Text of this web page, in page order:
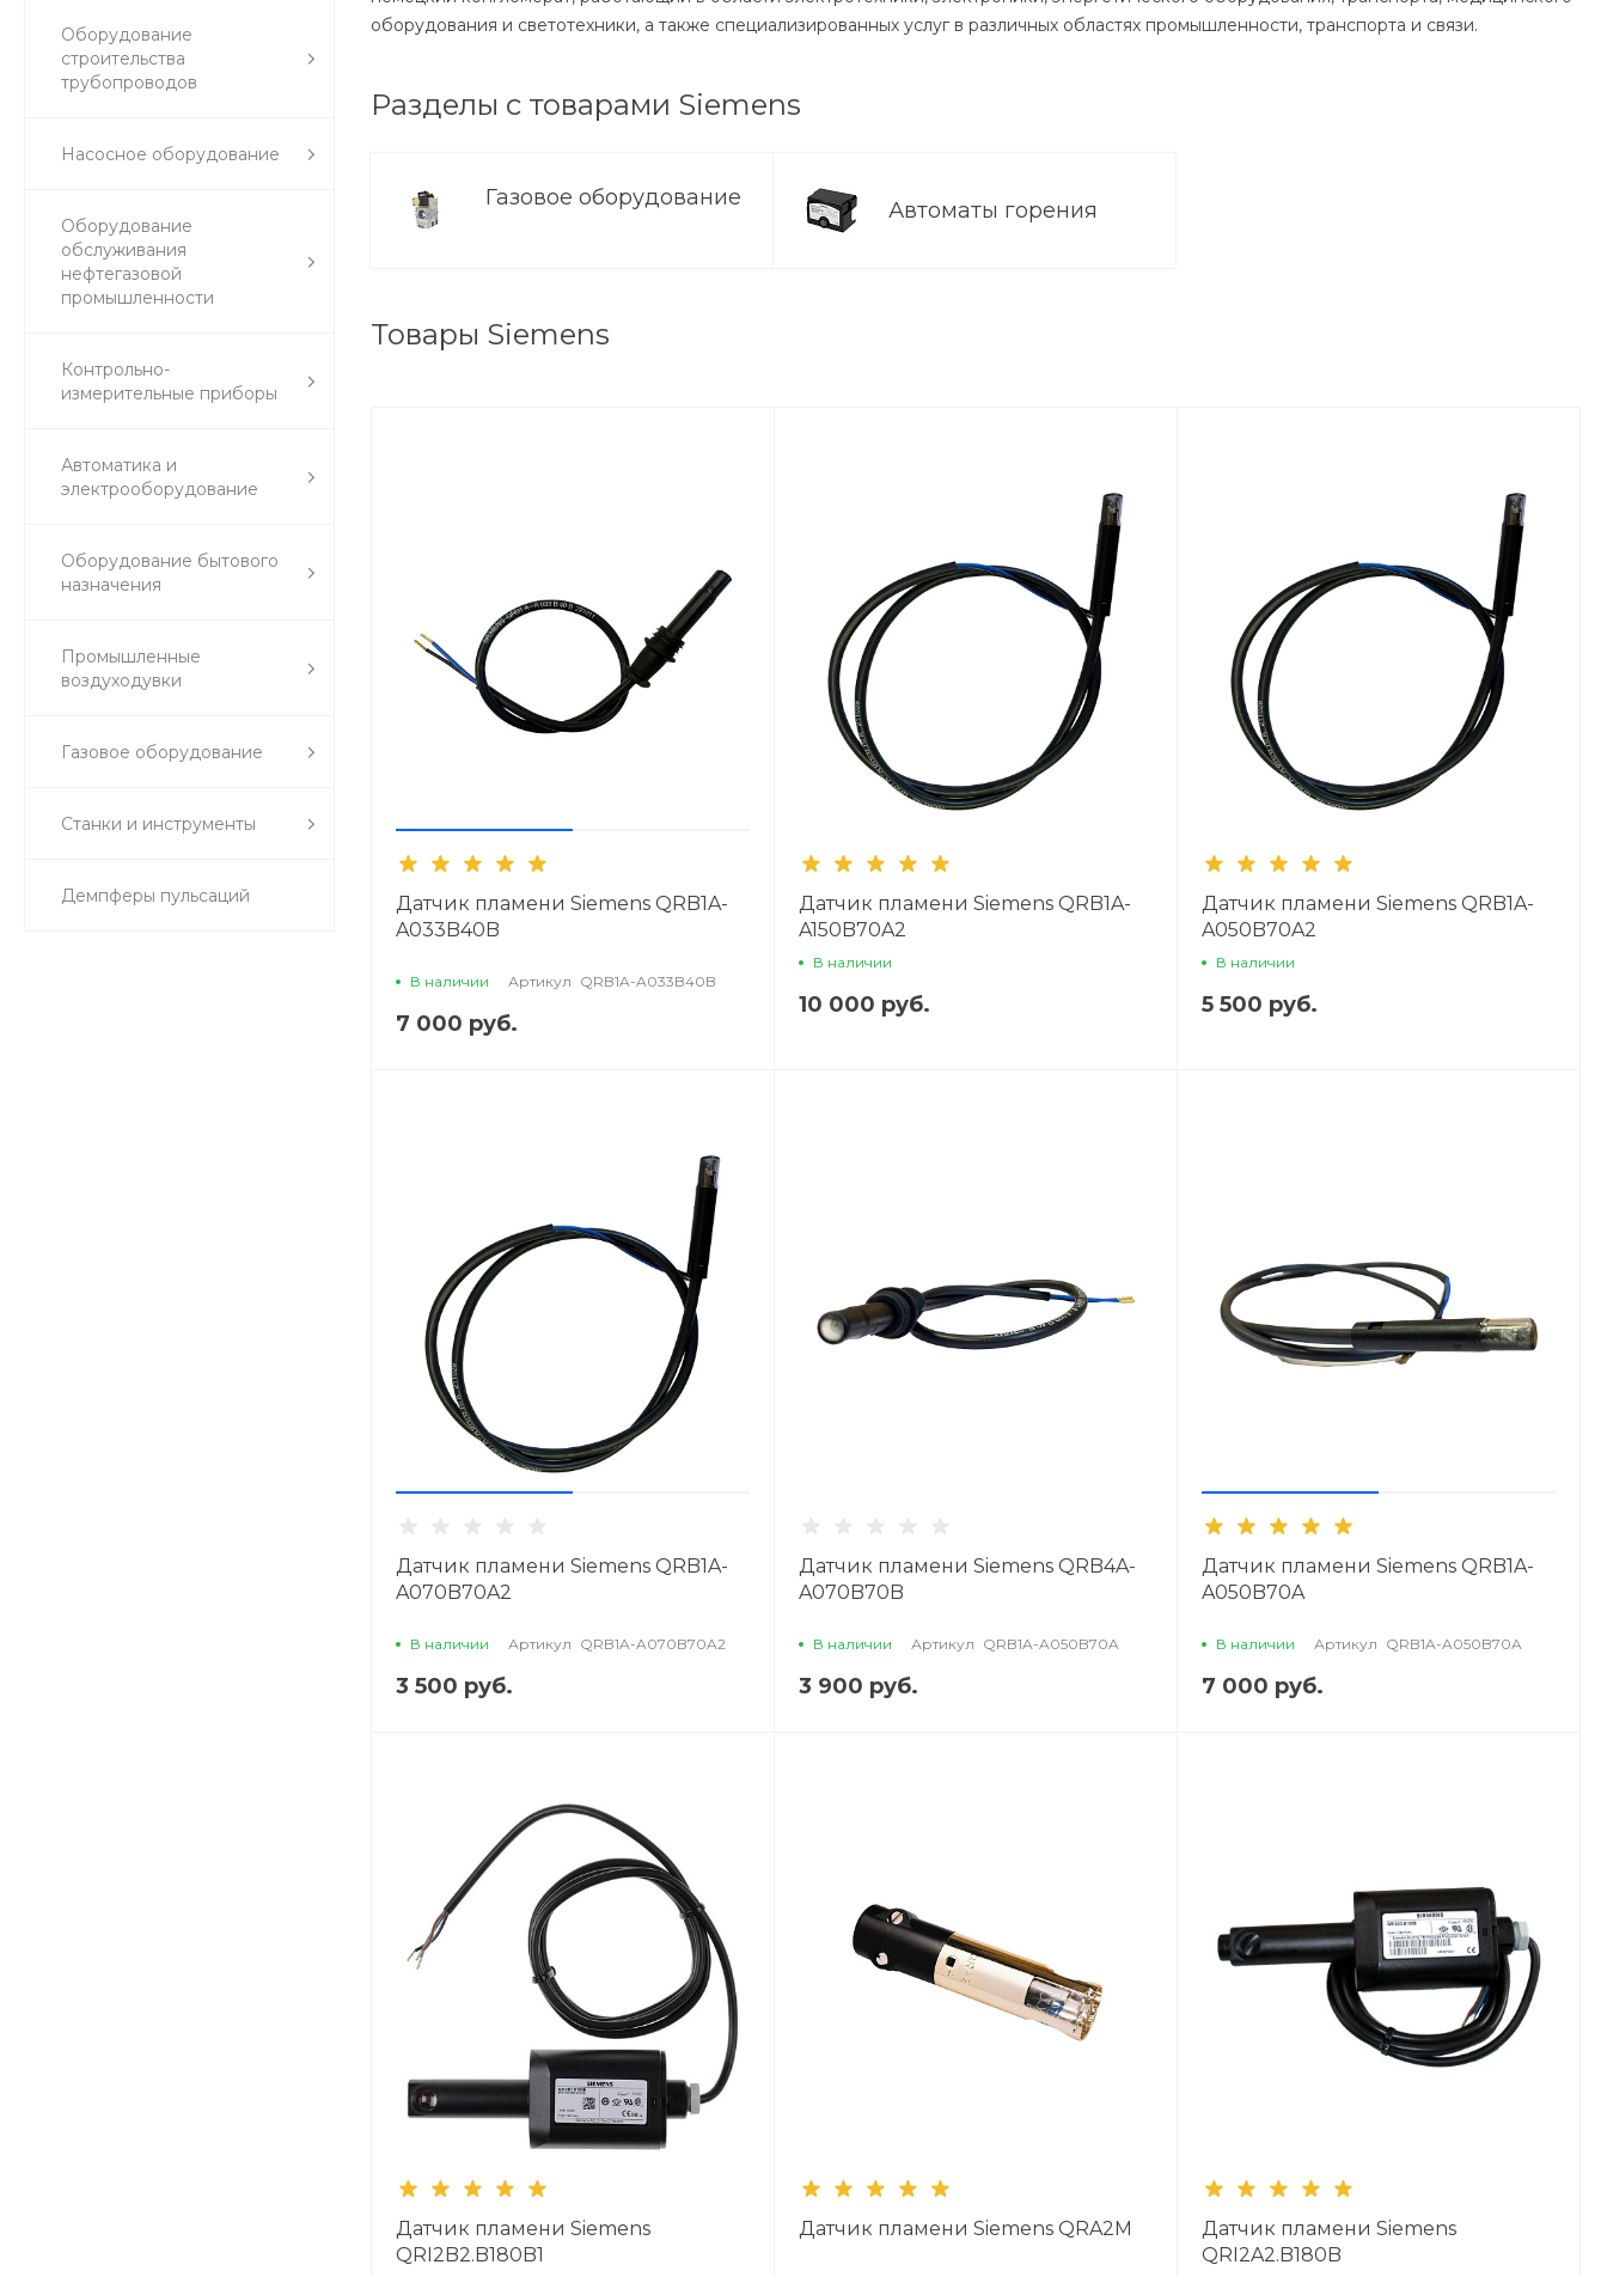
Оборудование
строительства
трубопроводов
Насосное оборудование
Оборудование
обслуживания
нефтегазовой
промышленности
Контрольно-
измерительные приборы
Автоматика и
электрооборудование
Оборудование бытового
назначения
Промышленные
воздуходувки
Газовое оборудование
Станки и инструменты
Демпферы пульсаций
оборудования и светотехники, а также специализированных услуг в различных областях промышленности, транспорта и связи.
Разделы с товарами Siemens
Газовое оборудование Автоматы горения
Товары Siemens
Датчик пламени Siemens QRB1A-
A033B40B
В наличии Артикул QRB1A-A033B40B
7 000 руб.
Датчик пламени Siemens QRB1A-
A150B70A2
В наличии
10 000 руб.
Датчик пламени Siemens QRB1A-
A050B70A2
В наличии
5 500 руб.
Датчик пламени Siemens QRB1A-
A070B70A2
В наличии Артикул QRB1A-A070B70A2
3 500 руб.
Датчик пламени Siemens QRB4A-
A070B70B
В наличии Артикул QRB1A-A050B70A
3 900 руб.
Датчик пламени Siemens QRB1A-
A050B70A
В наличии Артикул QRB1A-A050B70A
7 000 руб.
Датчик пламени Siemens
QRI2B2.B180B1
Датчик пламени Siemens QRA2M
Датчик пламени Siemens
QRI2A2.B180B